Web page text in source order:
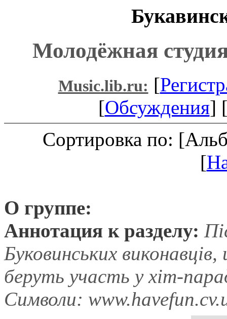
Молодёжная
Music.lib.ru: [
[Обсуждения]
Сортировка по:
[
О группе:
Аннотация к разделу:
Буковинських
беруть участь у хiт-
Символи: